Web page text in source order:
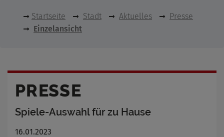
Startseite Stadt Aktuelles
Presse
Einzelansicht
PRESSE
Spiele-Auswahl für zu Hause
16.01.2023